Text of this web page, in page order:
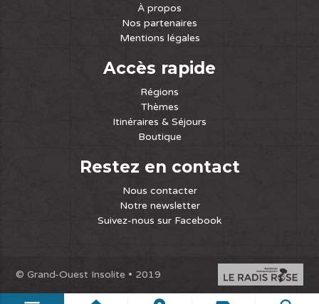
À propos
Nos partenaires
Mentions légales
Accès rapide
Régions
Thèmes
Itinéraires & Séjours
Boutique
Restez en contact
Nous contacter
Notre newsletter
Suivez-nous sur Facebook
© Grand-Ouest Insolite • 2019